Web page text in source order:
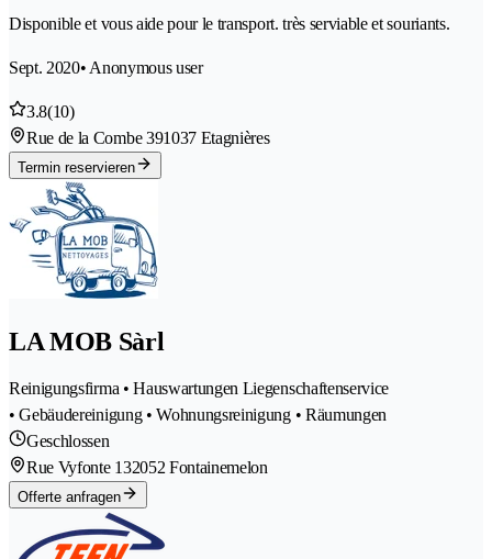
Disponible et vous aide pour le transport. très serviable et souriants.
Sept. 2020• Anonymous user
3.8(10)
Rue de la Combe 391037 Etagnières
Termin reservieren
LA MOB Sàrl
Reinigungsfirma • Hauswartungen Liegenschaftenservice
• Gebäudereinigung • Wohnungsreinigung • Räumungen
Geschlossen
Rue Vyfonte 132052 Fontainemelon
Offerte anfragen